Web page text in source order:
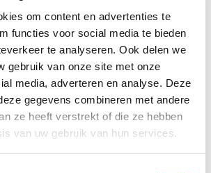
om content en advertenties te
functies voor social media te bieden
te analyseren. Ook delen we
gebruik van onze site met onze
media, adverteren en analyse. Deze
gegevens combineren met andere
ze heeft verstrekt of die ze hebben
van uw gebruik van hun services.
voor Serie MAV3